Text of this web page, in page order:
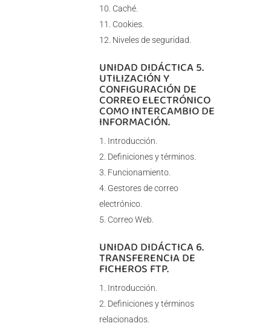
Caché.
Cookies.
Niveles de seguridad.
UNIDAD DIDÁCTICA 5.
UTILIZACIÓN Y
CONFIGURACIÓN DE
CORREO ELECTRÓNICO
COMO INTERCAMBIO DE
INFORMACIÓN.
Introducción.
Definiciones y términos.
Funcionamiento.
Gestores de correo
electrónico.
Correo Web.
UNIDAD DIDÁCTICA 6.
TRANSFERENCIA DE
FICHEROS FTP.
Introducción.
Definiciones y términos
relacionados.